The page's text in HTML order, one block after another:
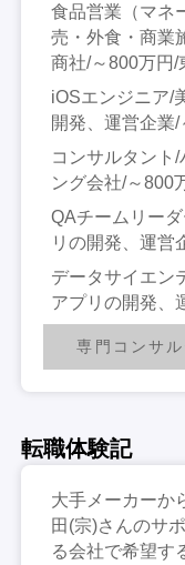
食品営業（マネ
売・外食・商業
商社/～800万円/
iOSエンジニア/
開発、運営企業
コンサルタント
ング会社/～800
QAチームリー
リの開発、運営
データサイエン
アプリの開発、
専門コンサ
転職体験記
大手メーカーか
田(宗)さんのサ
る会社で希望す